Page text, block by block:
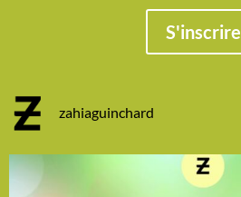
S'inscrire
zahiaguinchard